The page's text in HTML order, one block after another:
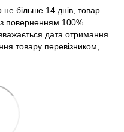
більше 14 днів, товар
поверненням 100%
дата отримання
товару перевізником,